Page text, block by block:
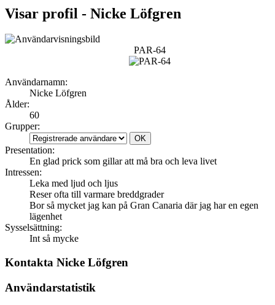
Visar profil - Nicke Löfgren
PAR-64
Användarnamn:
Nicke Löfgren
Ålder:
60
Grupper:
Presentation:
En glad prick som gillar att må bra och leva livet
Intressen:
Leka med ljud och ljus
Reser ofta till varmare breddgrader
Bor så mycket jag kan på Gran Canaria där jag har en egen
lägenhet
Sysselsättning:
Int så mycke
Kontakta Nicke Löfgren
Användarstatistik